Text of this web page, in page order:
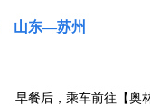
山东—苏州
早餐后，乘车前往【奥